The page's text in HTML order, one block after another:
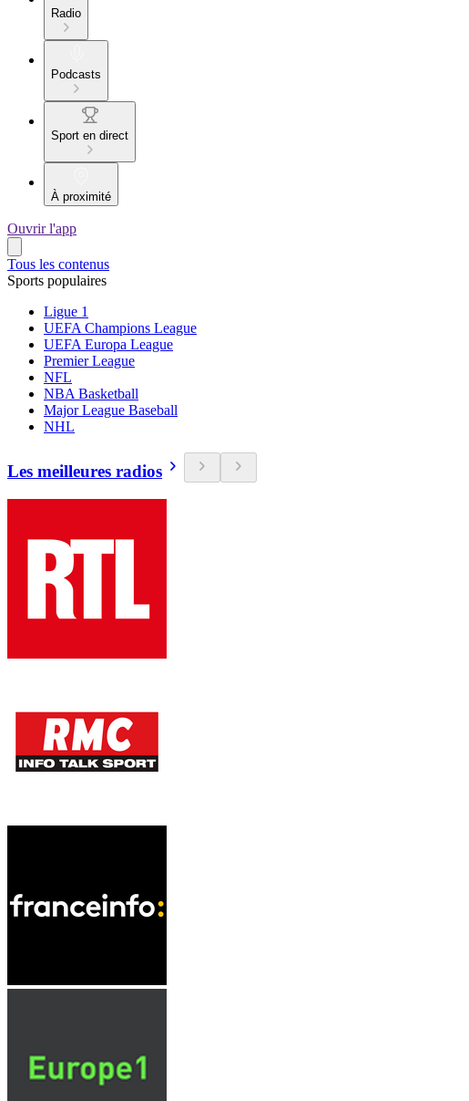
Radio
Podcasts
Sport en direct
À proximité
Ouvrir l'app
Tous les contenus
Sports populaires
Ligue 1
UEFA Champions League
UEFA Europa League
Premier League
NFL
NBA Basketball
Major League Baseball
NHL
Les meilleures radios